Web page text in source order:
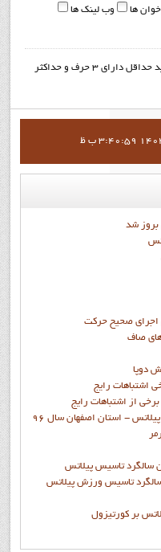
ها
وب لینک ها
کلمه ای که تمایل به جستجوی آن دارید می باید حداقل دارای 3 حرف و حداکثر
بروز شد
صاف
دوپا
اشتباهات رايج
از اشتباهات رايج
- استان اصفهان سال 96
سالگرد تاسيس پيلاتس
سالگرد تاسيس ورزش پيلاتس
بر کورتیزول